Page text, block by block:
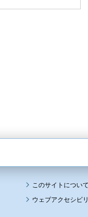
このサイトについて
ウェブアクセシビ